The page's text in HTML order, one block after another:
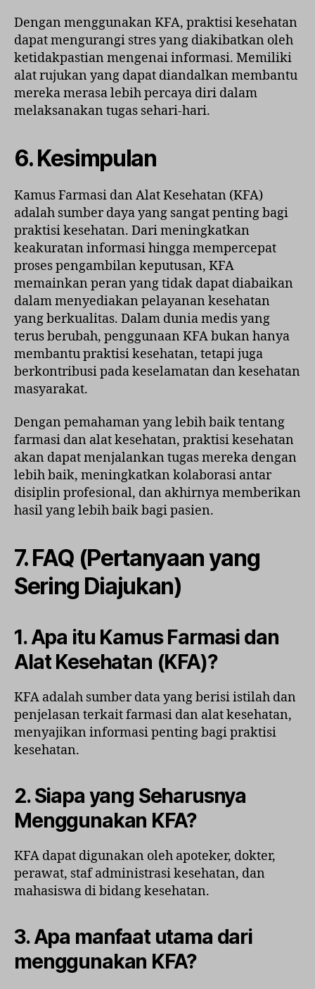
Dengan menggunakan KFA, praktisi kesehatan
dapat mengurangi stres yang diakibatkan oleh
ketidakpastian mengenai informasi. Memiliki
alat rujukan yang dapat diandalkan membantu
mereka merasa lebih percaya diri dalam
melaksanakan tugas sehari-hari.
6. Kesimpulan
Kamus Farmasi dan Alat Kesehatan (KFA)
adalah sumber daya yang sangat penting bagi
praktisi kesehatan. Dari meningkatkan
keakuratan informasi hingga mempercepat
proses pengambilan keputusan, KFA
memainkan peran yang tidak dapat diabaikan
dalam menyediakan pelayanan kesehatan
yang berkualitas. Dalam dunia medis yang
terus berubah, penggunaan KFA bukan hanya
membantu praktisi kesehatan, tetapi juga
berkontribusi pada keselamatan dan kesehatan
masyarakat.
Dengan pemahaman yang lebih baik tentang
farmasi dan alat kesehatan, praktisi kesehatan
akan dapat menjalankan tugas mereka dengan
lebih baik, meningkatkan kolaborasi antar
disiplin profesional, dan akhirnya memberikan
hasil yang lebih baik bagi pasien.
7. FAQ (Pertanyaan yang
Sering Diajukan)
1. Apa itu Kamus Farmasi dan
Alat Kesehatan (KFA)?
KFA adalah sumber data yang berisi istilah dan
penjelasan terkait farmasi dan alat kesehatan,
menyajikan informasi penting bagi praktisi
kesehatan.
2. Siapa yang Seharusnya
Menggunakan KFA?
KFA dapat digunakan oleh apoteker, dokter,
perawat, staf administrasi kesehatan, dan
mahasiswa di bidang kesehatan.
3. Apa manfaat utama dari
menggunakan KFA?